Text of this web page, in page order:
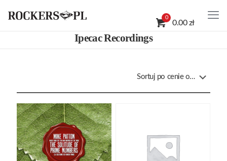
0
0.00 zł
Ipecac Recordings